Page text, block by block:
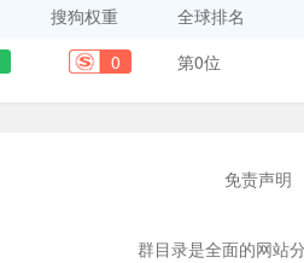
搜狗权重
全球排名
0 第0位
免责声明
群目录是全面的网站